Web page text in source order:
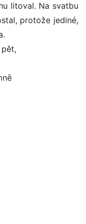
litoval. Na svatbu
protože jediné,